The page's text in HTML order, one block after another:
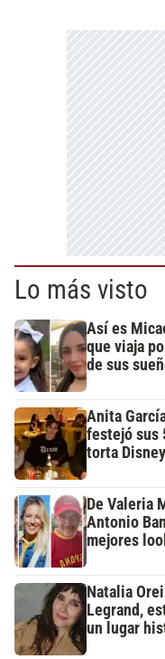
Lo más visto
Así es
que viaja
de sus
Anita
festejó sus
torta
De Valeria
Antonio
mejores
Natalia
Legrand,
un lugar